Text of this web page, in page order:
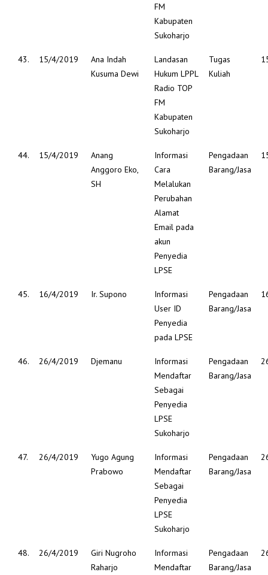
FM
Kabupaten
Sukoharjo
43. 15/4/2019
Ana Indah
Kusuma Dewi
Landasan
Hukum LPPL
Radio TOP
FM
Kabupaten
Sukoharjo
Tugas
Kuliah
44. 15/4/2019
Anang
Anggoro Eko,
SH
Informasi
Cara
Melalukan
Perubahan
Alamat
Email pada
akun
Penyedia
LPSE
Pengadaan
Barang/Jasa
45. 16/4/2019 Ir. Supono
Informasi
User ID
Penyedia
pada LPSE
Pengadaan
Barang/Jasa
46. 26/4/2019 Djemanu
Informasi
Mendaftar
Sebagai
Penyedia
LPSE
Sukoharjo
Pengadaan
Barang/Jasa
47. 26/4/2019
Yugo Agung
Prabowo
Informasi
Mendaftar
Sebagai
Penyedia
LPSE
Sukoharjo
Pengadaan
Barang/Jasa
48. 26/4/2019
Giri Nugroho
Raharjo
Informasi
Mendaftar
Pengadaan
Barang/Jasa